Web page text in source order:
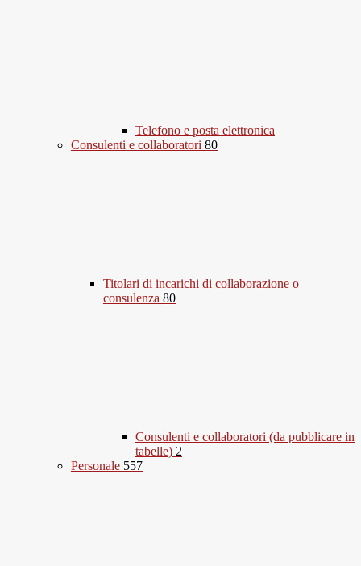
Telefono e posta elettronica
Consulenti e collaboratori 80
Titolari di incarichi di collaborazione o
consulenza 80
Consulenti e collaboratori (da pubblicare in
tabelle) 2
Personale 557